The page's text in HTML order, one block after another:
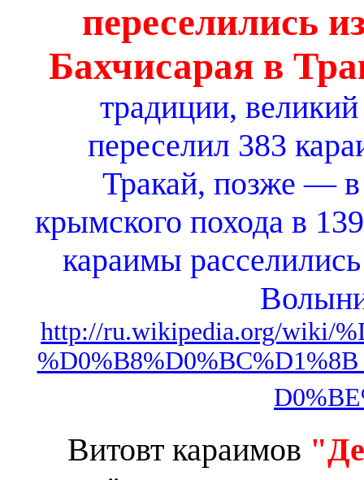
переселились
Бахчисарая в
традиции,
переселил 383
Тракай, позже —
крымского похода в
караимы
http://ru.wikipedia.org/wiki/
Витовт караимов